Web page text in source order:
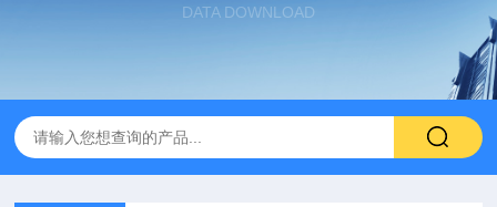
DATA DOWNLOAD